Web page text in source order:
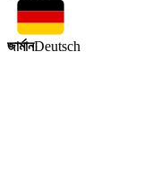
জার্মানDeutsch